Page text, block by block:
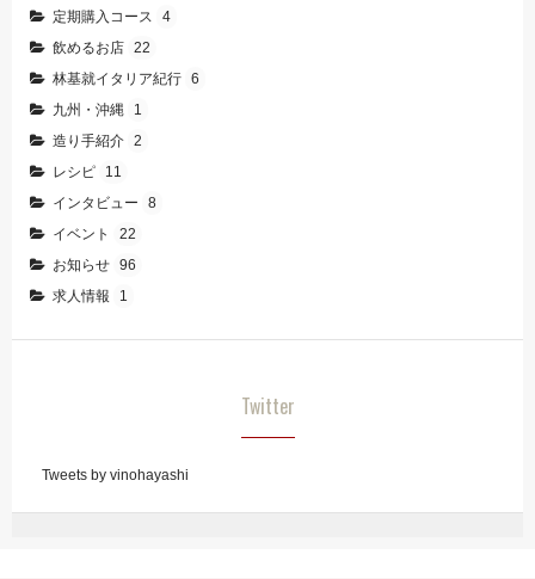
定期購入コース
4
飲めるお店 22
林基就イタリア紀行 6
九州・沖縄
1
造り手紹介 2
レシピ
11
インタビュー
8
イベント
22
お知らせ 96
求人情報
1
Twitter
Tweets by vinohayashi